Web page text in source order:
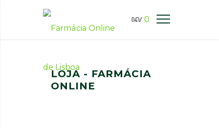
0
FARMÁCIA ONLINE LISBOA
LOJA - FARMÁCIA
ONLINE